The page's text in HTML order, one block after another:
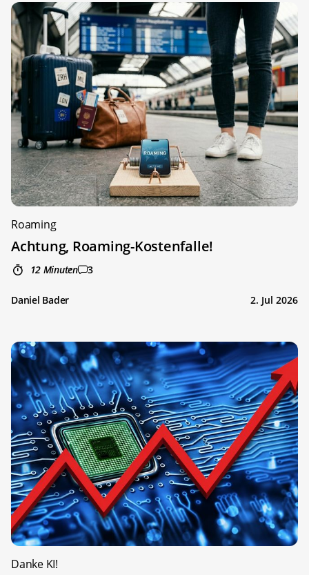
Roaming
Achtung, Roaming-Kostenfalle!
12 Minuten 3
Daniel Bader 2. Jul 2026
Danke KI!